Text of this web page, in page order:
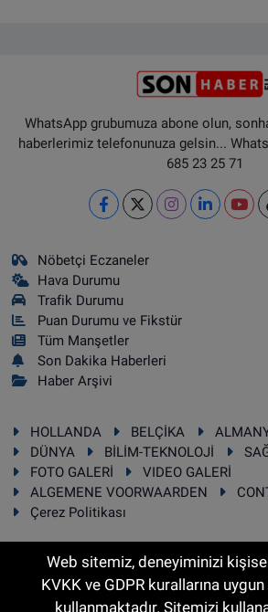
WhatsApp grubumuza abone olun,
haberlerimiz telefonunuza gelsin...
685 23 25 71
Nöbetçi Eczaneler
Hava Durumu
Trafik Durumu
Puan Durumu ve Fikstür
Tüm Manşetler
Son Dakika Haberleri
Haber Arşivi
HOLLANDA BELÇİKA
DÜNYA
BİLİM-TEKNOLOJİ
FOTO GALERİ
VIDEO GALERİ
ALGEMENE VOORWAARDEN
Çerez Politikası
RSS Copyright © 2025
Web sitemiz, deneyiminizi
KVKK ve GDPR kurallarına
kullanmaktadır. Sitemizi